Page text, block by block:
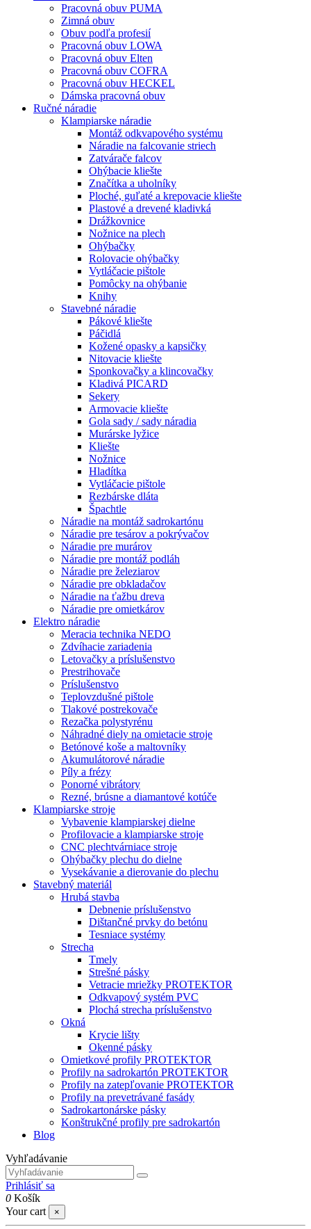
Pracovná obuv PUMA
Zimná obuv
Obuv podľa profesií
Pracovná obuv LOWA
Pracovná obuv Elten
Pracovná obuv COFRA
Pracovná obuv HECKEL
Dámska pracovná obuv
Ručné náradie
Klampiarske náradie
Montáž odkvapového systému
Náradie na falcovanie striech
Zatvárače falcov
Ohýbacie kliešte
Značítka a uholníky
Ploché, guľaté a krepovacie kliešte
Plastové a drevené kladivká
Drážkovnice
Nožnice na plech
Ohýbačky
Rolovacie ohýbačky
Vytláčacie pištole
Pomôcky na ohýbanie
Knihy
Stavebné náradie
Pákové kliešte
Páčidlá
Kožené opasky a kapsičky
Nitovacie kliešte
Sponkovačky a klincovačky
Kladivá PICARD
Sekery
Armovacie kliešte
Gola sady / sady náradia
Murárske lyžice
Kliešte
Nožnice
Hladítka
Vytláčacie pištole
Rezbárske dláta
Špachtle
Náradie na montáž sadrokartónu
Náradie pre tesárov a pokrývačov
Náradie pre murárov
Náradie pre montáž podláh
Náradie pre železiarov
Náradie pre obkladačov
Náradie na ťažbu dreva
Náradie pre omietkárov
Elektro náradie
Meracia technika NEDO
Zdvíhacie zariadenia
Letovačky a príslušenstvo
Prestrihovače
Príslušenstvo
Teplovzdušné pištole
Tlakové postrekovače
Rezačka polystyrénu
Náhradné diely na omietacie stroje
Betónové koše a maltovníky
Akumulátorové náradie
Píly a frézy
Ponorné vibrátory
Rezné, brúsne a diamantové kotúče
Klampiarske stroje
Vybavenie klampiarskej dielne
Profilovacie a klampiarske stroje
CNC plechtvárniace stroje
Ohýbačky plechu do dielne
Vysekávanie a dierovanie do plechu
Stavebný materiál
Hrubá stavba
Debnenie príslušenstvo
Dištančné prvky do betónu
Tesniace systémy
Strecha
Tmely
Strešné pásky
Vetracie mriežky PROTEKTOR
Odkvapový systém PVC
Plochá strecha príslušenstvo
Okná
Krycie lišty
Okenné pásky
Omietkové profily PROTEKTOR
Profily na sadrokartón PROTEKTOR
Profily na zatepľovanie PROTEKTOR
Profily na prevetrávané fasády
Sadrokartonárske pásky
Konštrukčné profily pre sadrokartón
Blog
Vyhľadávanie
Prihlásiť sa
0 Košík
Your cart
×